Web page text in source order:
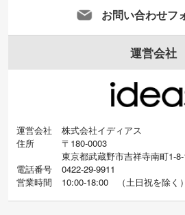
お問い合わせフ
運営会社
運営会社
株式会社イディアス
住所
〒180-0003
東京都武蔵野市吉祥寺南町1-
電話番号
0422-29-9911
営業時間
10:00-18:00 （土日祝を除く）